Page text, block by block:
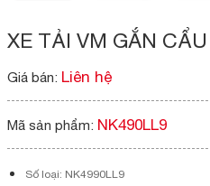
XE TẢI VM GẮN
Giá bán: Liên hệ
Mã sản phẩm: NK490LL9
Số loại: NK4990LL9